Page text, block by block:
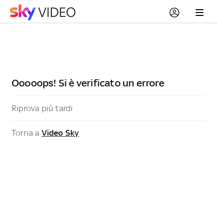
Ooooops! Si è verificato un errore
Riprova più tardi
Torna a Video Sky